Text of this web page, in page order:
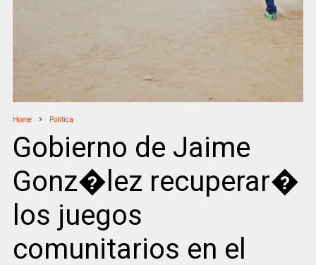
Home Politica
Gobierno de Jaime
Gonz�lez recuperar�
los juegos
comunitarios en el